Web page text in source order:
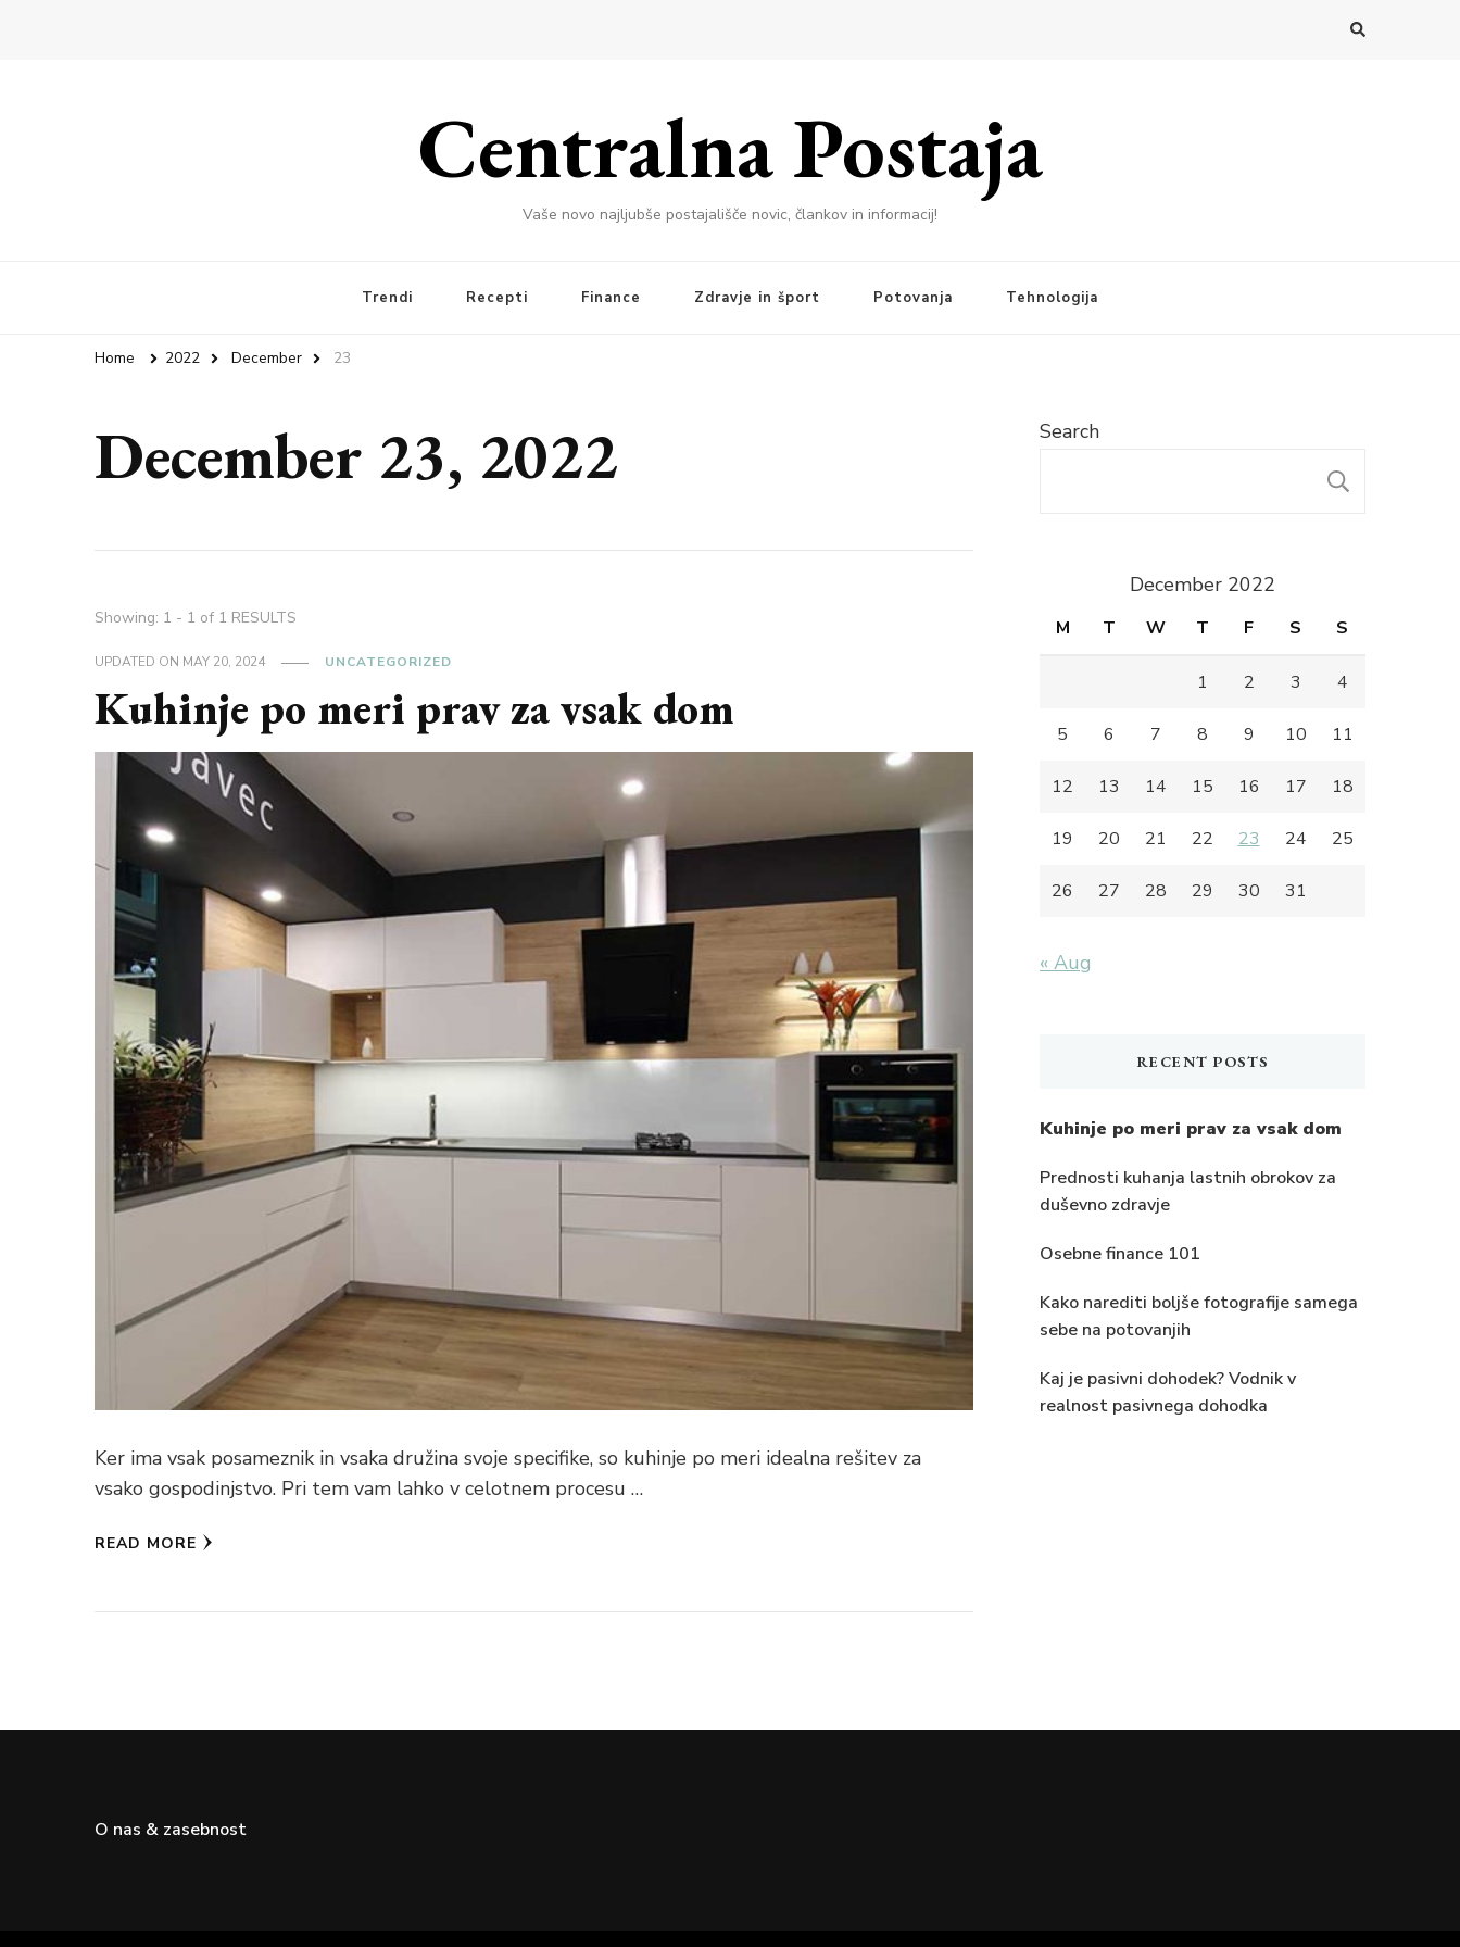
Centralna Postaja
Vaše novo najljubše postajališče novic, člankov in informacij!
Trendi Recepti Finance Zdravje in šport Potovanja Tehnologija
Home 2022 December 23
December 23, 2022
Showing: 1 - 1 of 1 RESULTS
UPDATED ON MAY 20, 2024 UNCATEGORIZED
Kuhinje po meri prav za vsak dom
Ker ima vsak posameznik in vsaka družina svoje specifike, so kuhinje po meri idealna rešitev za
vsako gospodinjstvo. Pri tem vam lahko v celotnem procesu …
READ MORE
Search
December 2022
M T W T F S S
1 2 3 4
5 6 7 8 9 10 11
12 13 14 15 16 17 18
19 20 21 22 23 24 25
26 27 28 29 30 31
« Aug
RECENT POSTS
Kuhinje po meri prav za vsak dom
Prednosti kuhanja lastnih obrokov za
duševno zdravje
Osebne finance 101
Kako narediti boljše fotografije samega
sebe na potovanjih
Kaj je pasivni dohodek? Vodnik v
realnost pasivnega dohodka
O nas & zasebnost